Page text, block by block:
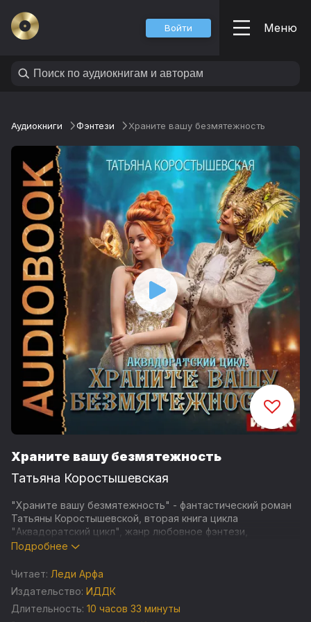
Войти Меню
Аудиокниги Фэнтези Храните вашу безмятежность
Храните вашу безмятежность
Татьяна Коростышевская
"Храните вашу безмятежность" - фантастический роман
Татьяны Коростышевской, вторая книга цикла
"Аквадоратский цикл", жанр любовное фэнтези,
юмористическое фэнтези.
Кто поймет душу женщины? Море подарило дожу Муэрто
супругу, только вот она этому, кажется не рада. Не дело
женщины разбираться в хитросплетениях политических
интриг, противостоять заговорам, сохраняя при этом
Подробнее
Читает: Леди Арфа
Издательство: ИДДК
Длительность: 10 часов 33 минуты